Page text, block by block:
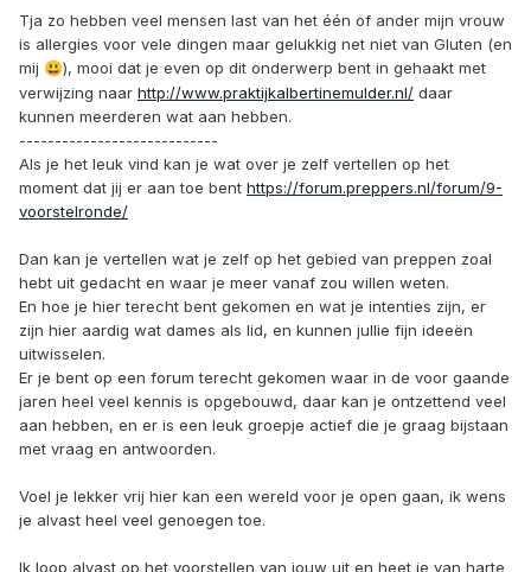
Tja zo hebben veel mensen last van het één of ander mijn vrouw
is allergies voor vele dingen maar gelukkig net niet van Gluten (en
mij 😃), mooi dat je even op dit onderwerp bent in gehaakt met
verwijzing naar http://www.praktijkalbertinemulder.nl/ daar
kunnen meerderen wat aan hebben.
----------------------------
Als je het leuk vind kan je wat over je zelf vertellen op het
moment dat jij er aan toe bent https://forum.preppers.nl/forum/9-
voorstelronde/
Dan kan je vertellen wat je zelf op het gebied van preppen zoal
hebt uit gedacht en waar je meer vanaf zou willen weten.
En hoe je hier terecht bent gekomen en wat je intenties zijn, er
zijn hier aardig wat dames als lid, en kunnen jullie fijn ideeën
uitwisselen.
Er je bent op een forum terecht gekomen waar in de voor gaande
jaren heel veel kennis is opgebouwd, daar kan je ontzettend veel
aan hebben, en er is een leuk groepje actief die je graag bijstaan
met vraag en antwoorden.
Voel je lekker vrij hier kan een wereld voor je open gaan, ik wens
je alvast heel veel genoegen toe.
Ik loop alvast op het voorstellen van jouw uit en heet je van harte